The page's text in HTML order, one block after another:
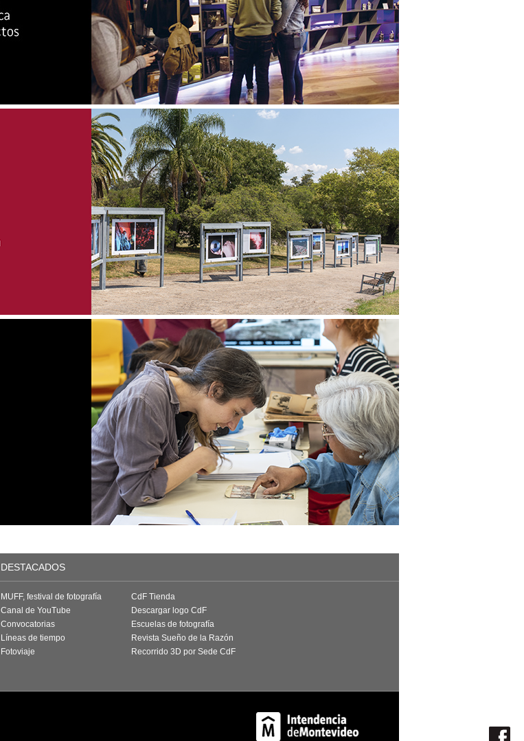
DESTACADOS
MUFF, festival de fotografía
Canal de YouTube
Convocatorias
Líneas de tiempo
Fotoviaje
CdF Tienda
Descargar logo CdF
Escuelas de fotografía
Revista Sueño de la Razón
Recorrido 3D por Sede CdF